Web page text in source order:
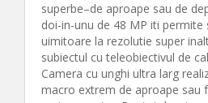
superbe–de aproape sau de
doi-in-unu de 48 MP iti permite
uimitoare la rezolutie super
subiectul cu teleobiectivul de
Camera cu unghi ultra larg
macro extrem de aproape sau